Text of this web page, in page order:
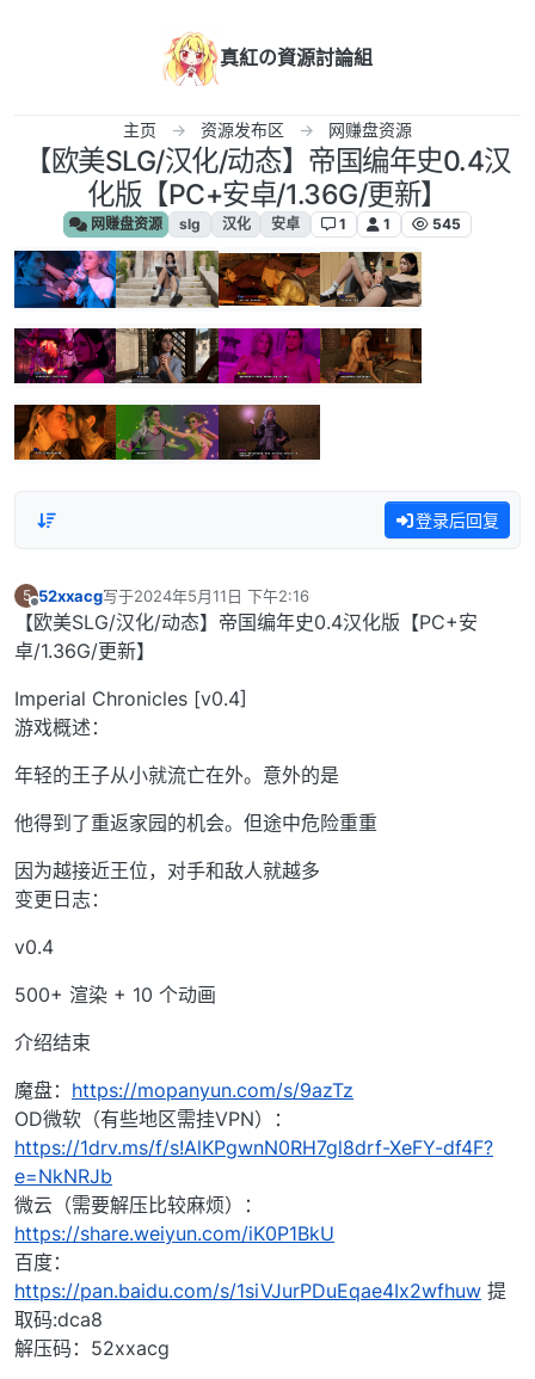
真紅の資源討論組
主页 资源发布区 网赚盘资源
【欧美SLG/汉化/动态】帝国编年史0.4汉
化版【PC+安卓/1.36G/更新】
网赚盘资源 slg 汉化 安卓 1 1 545
登录后回复
5
离线
52xxacg写于2024年5月11日 下午2:16
最后由 编辑
【欧美SLG/汉化/动态】帝国编年史0.4汉化版【PC+安
卓/1.36G/更新】
Imperial Chronicles [v0.4]
游戏概述：
年轻的王子从小就流亡在外。意外的是
他得到了重返家园的机会。但途中危险重重
因为越接近王位，对手和敌人就越多
变更日志：
v0.4
500+ 渲染 + 10 个动画
介绍结束
魔盘： https://mopanyun.com/s/9azTz
OD微软（有些地区需挂VPN）：
https://1drv.ms/f/s!AlKPgwnN0RH7gl8drf-XeFY-df4F?
e=NkNRJb
微云（需要解压比较麻烦）：
https://share.weiyun.com/iK0P1BkU
百度：
https://pan.baidu.com/s/1siVJurPDuEqae4Ix2wfhuw 提
取码:dca8
解压码：52xxacg